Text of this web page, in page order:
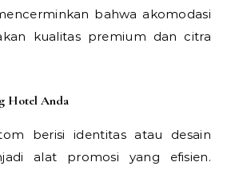
bahwa akomodasi
kualitas premium dan citra
Hotel Anda
berisi identitas atau desain
alat promosi yang efisien.